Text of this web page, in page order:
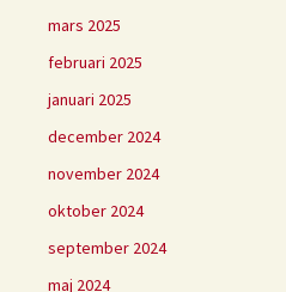
mars 2025
februari 2025
januari 2025
december 2024
november 2024
oktober 2024
september 2024
maj 2024